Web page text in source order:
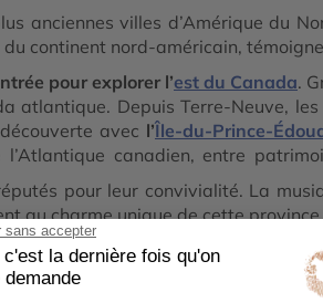
anciennes villes d’Amérique du
continent nord-américain,
pour explorer l’est du Canada.
atlantique. Depuis Terre-Neuve,
avec l’Île-du-Prince-
canadien, entre
pour leur convivialité. La
au charme unique de cette
encore confidentiel où l’océan,
pêcheurs, offre l’une